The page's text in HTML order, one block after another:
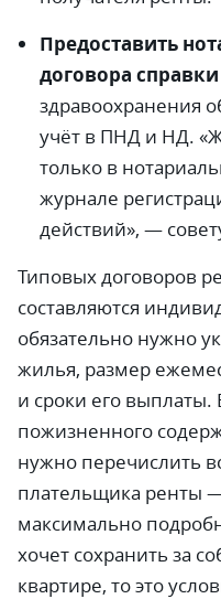
Предоставить
договора справки
здравоохранения
учёт в ПНД и НД.
только в
журнале
действий», —
Типовых договоров
составляются
обязательно нужно
жилья, размер
и сроки его выплаты.
пожизненного
нужно перечислить
плательщика ренты
максимально
хочет сохранить за
квартире, то это